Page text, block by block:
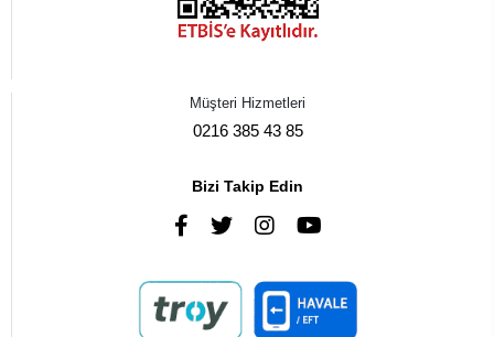
Müşteri Hizmetleri
0216 385 43 85
Bizi Takip Edin